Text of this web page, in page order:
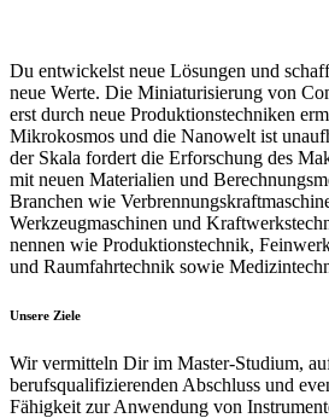
Du entwickelst neue Lösungen und
neue Werte. Die Miniaturisierung von
erst durch neue Produktionstechniken
Mikrokosmos und die Nanowelt ist
der Skala fordert die Erforschung des
mit neuen Materialien und
Branchen wie
Werkzeugmaschinen und
nennen wie Produktionstechnik,
und Raumfahrtechnik sowie
Unsere Ziele
Wir vermitteln Dir im Master-Studium,
berufsqualifizierenden Abschluss und
Fähigkeit zur Anwendung von